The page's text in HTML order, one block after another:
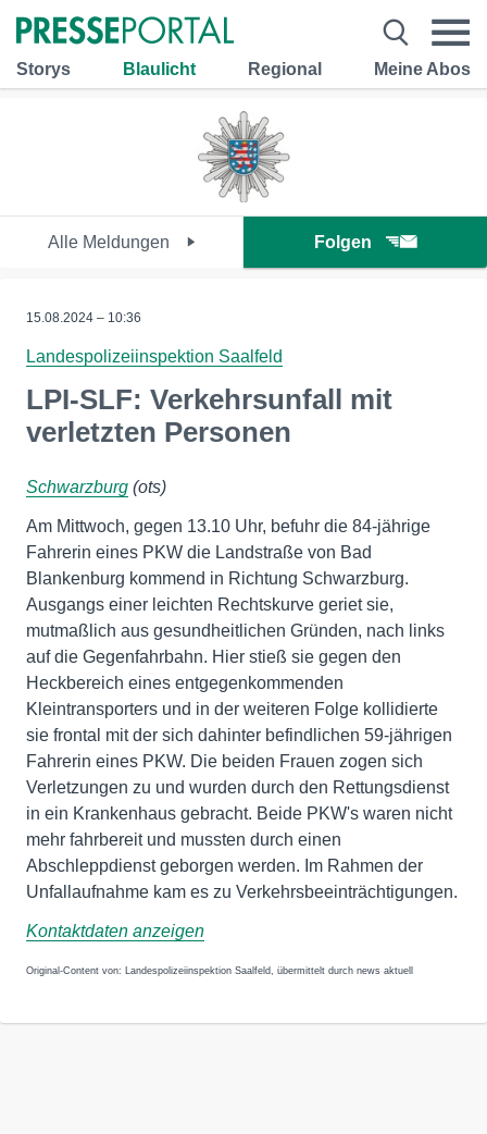
Storys Blaulicht Regional Meine Abos
Alle Meldungen Folgen
15.08.2024 – 10:36
Landespolizeiinspektion Saalfeld
LPI-SLF: Verkehrsunfall mit
verletzten Personen
Schwarzburg (ots)
Am Mittwoch, gegen 13.10 Uhr, befuhr die 84-jährige
Fahrerin eines PKW die Landstraße von Bad
Blankenburg kommend in Richtung Schwarzburg.
Ausgangs einer leichten Rechtskurve geriet sie,
mutmaßlich aus gesundheitlichen Gründen, nach links
auf die Gegenfahrbahn. Hier stieß sie gegen den
Heckbereich eines entgegenkommenden
Kleintransporters und in der weiteren Folge kollidierte
sie frontal mit der sich dahinter befindlichen 59-jährigen
Fahrerin eines PKW. Die beiden Frauen zogen sich
Verletzungen zu und wurden durch den Rettungsdienst
in ein Krankenhaus gebracht. Beide PKW's waren nicht
mehr fahrbereit und mussten durch einen
Abschleppdienst geborgen werden. Im Rahmen der
Unfallaufnahme kam es zu Verkehrsbeeinträchtigungen.
Kontaktdaten anzeigen
Original-Content von: Landespolizeiinspektion Saalfeld, übermittelt durch news aktuell